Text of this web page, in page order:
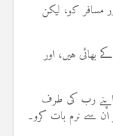
مسافر کو، لیکن
ہیں، اور
اپنے رب کی طرف
سے نرم بات کرو۔